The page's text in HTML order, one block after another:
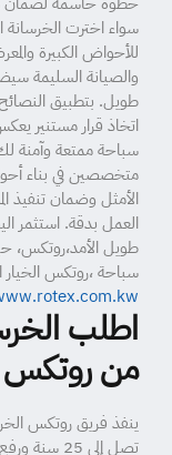
سواء اخترت الخرسانة
للأحواض الكبيرة
والصيانة السليمة
طويل. بتطبيق النصائح
اتخاذ قرار مستنير
سباحة ممتعة وآمنة
متخصصين في بناء
الأمثل وضمان تنفيذ
العمل بدقة. استثمر
طويل الأمد،روتكس،
سباحة ،روتكس الخيار
اطلب
من روتكس
ينفذ فريق روتكس
تصل إلى